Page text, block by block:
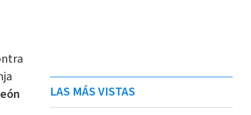
LAS MÁS VISTAS